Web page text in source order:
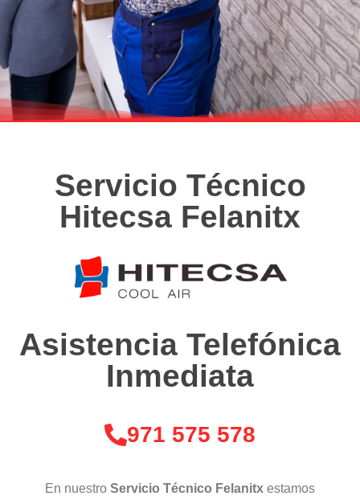
Servicio Técnico
Hitecsa Felanitx
Asistencia Telefónica
Inmediata
971 575 578
En nuestro Servicio Técnico Felanitx estamos